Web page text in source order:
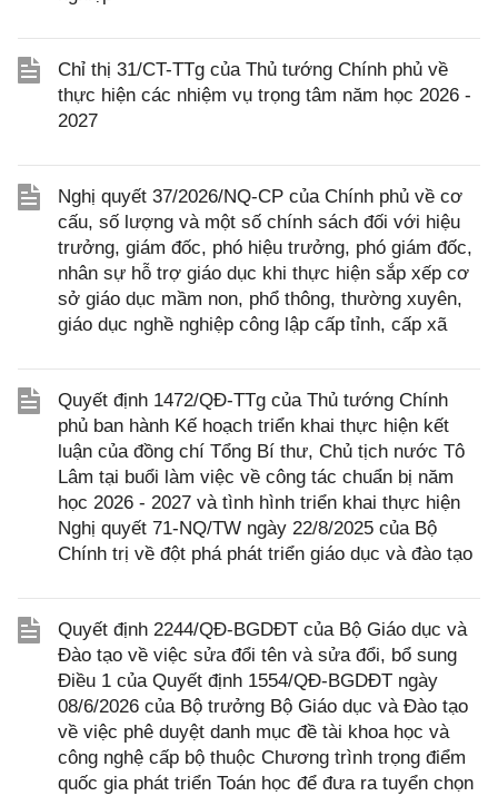
Chỉ thị 31/CT-TTg của Thủ tướng Chính phủ về
thực hiện các nhiệm vụ trọng tâm năm học 2026 -
2027
Nghị quyết 37/2026/NQ-CP của Chính phủ về cơ
cấu, số lượng và một số chính sách đối với hiệu
trưởng, giám đốc, phó hiệu trưởng, phó giám đốc,
nhân sự hỗ trợ giáo dục khi thực hiện sắp xếp cơ
sở giáo dục mầm non, phổ thông, thường xuyên,
giáo dục nghề nghiệp công lập cấp tỉnh, cấp xã
Quyết định 1472/QĐ-TTg của Thủ tướng Chính
phủ ban hành Kế hoạch triển khai thực hiện kết
luận của đồng chí Tổng Bí thư, Chủ tịch nước Tô
Lâm tại buổi làm việc về công tác chuẩn bị năm
học 2026 - 2027 và tình hình triển khai thực hiện
Nghị quyết 71-NQ/TW ngày 22/8/2025 của Bộ
Chính trị về đột phá phát triển giáo dục và đào tạo
Quyết định 2244/QĐ-BGDĐT của Bộ Giáo dục và
Đào tạo về việc sửa đổi tên và sửa đổi, bổ sung
Điều 1 của Quyết định 1554/QĐ-BGDĐT ngày
08/6/2026 của Bộ trưởng Bộ Giáo dục và Đào tạo
về việc phê duyệt danh mục đề tài khoa học và
công nghệ cấp bộ thuộc Chương trình trọng điểm
quốc gia phát triển Toán học để đưa ra tuyển chọn